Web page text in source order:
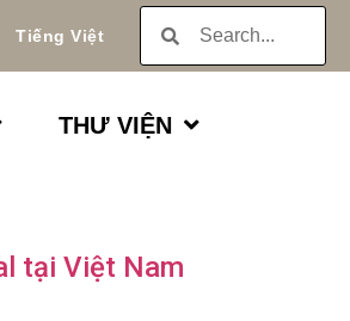
Tiếng Việt
THƯ VIỆN
tại Việt Nam